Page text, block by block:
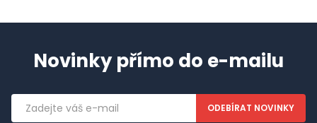
Novinky přímo do e-mailu
Emailová
adresa